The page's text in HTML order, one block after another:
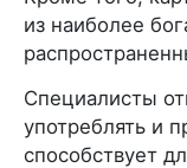
из наиболее
Специалисты
употреблять и
способствует